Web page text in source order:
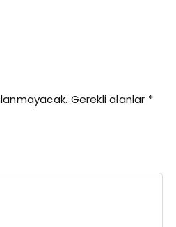
Gerekli alanlar *